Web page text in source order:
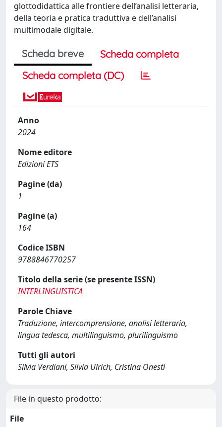
glottodidattica alle frontiere dell’analisi letteraria,
della teoria e pratica traduttiva e dell’analisi
multimodale digitale.
Scheda breve
Scheda completa
Scheda completa (DC)
Anno
2024
Nome editore
Edizioni ETS
Pagine (da)
1
Pagine (a)
164
Codice ISBN
9788846770257
Titolo della serie (se presente ISSN)
INTERLINGUISTICA
Parole Chiave
Traduzione, intercomprensione, analisi letteraria,
lingua tedesca, multilinguismo, plurilinguismo
Tutti gli autori
Silvia Verdiani, Silvia Ulrich, Cristina Onesti
File in questo prodotto:
File